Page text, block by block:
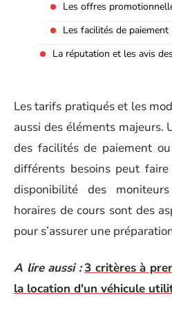
Les offres
Les facilités de paiement
La réputation et les avis
Les tarifs pratiqués et les
aussi des éléments majeurs.
des facilités de paiement
différents besoins peut
disponibilité des
horaires de cours sont des
pour s’assurer une
A lire aussi :3 critères à
la location d'un véhicule